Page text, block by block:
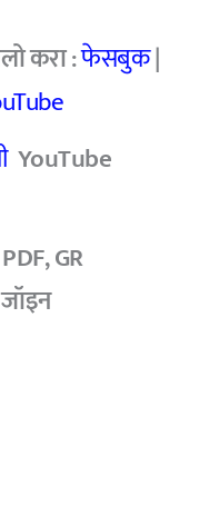
करा :फेसबुक|
YouTube
GR